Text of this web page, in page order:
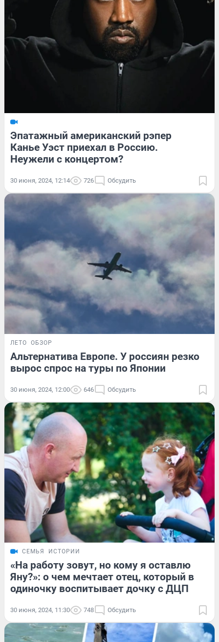
Эпатажный американский рэпер
Канье Уэст приехал в Россию.
Неужели с концертом?
30 июня, 2024, 12:14 726 Обсудить
ЛЕТО ОБЗОР
Альтернатива Европе. У россиян резко
вырос спрос на туры по Японии
30 июня, 2024, 12:00 646 Обсудить
СЕМЬЯ ИСТОРИИ
«На работу зовут, но кому я оставлю
Яну?»: о чем мечтает отец, который в
одиночку воспитывает дочку с ДЦП
30 июня, 2024, 11:30 748 Обсудить